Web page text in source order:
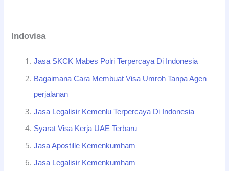
Indovisa
Jasa SKCK Mabes Polri Terpercaya Di Indonesia
Bagaimana Cara Membuat Visa Umroh Tanpa Agen
perjalanan
Jasa Legalisir Kemenlu Terpercaya Di Indonesia
Syarat Visa Kerja UAE Terbaru
Jasa Apostille Kemenkumham
Jasa Legalisir Kemenkumham